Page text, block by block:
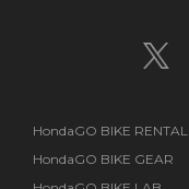
HondaGO BIKE RENTAL
HondaGO BIKE GEAR